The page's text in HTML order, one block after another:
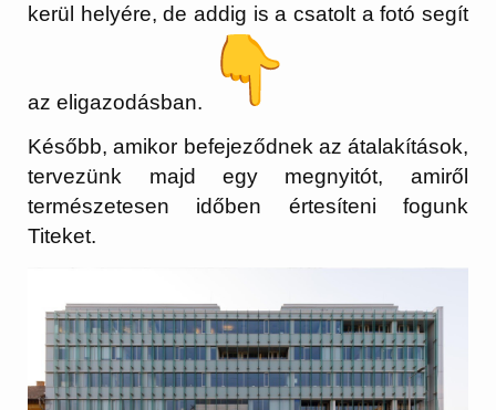
kerül helyére, de addig is a csatolt a fotó segít
az eligazodásban.
Később, amikor befejeződnek az átalakítások,
tervezünk majd egy megnyitót, amiről
természetesen időben értesíteni fogunk
Titeket.